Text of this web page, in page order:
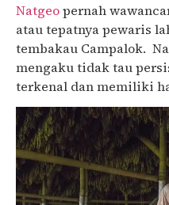
Natgeopernah
atau tepatnya pewaris
tembakau Campalok.
mengaku tidak tau
terkenal dan memiliki